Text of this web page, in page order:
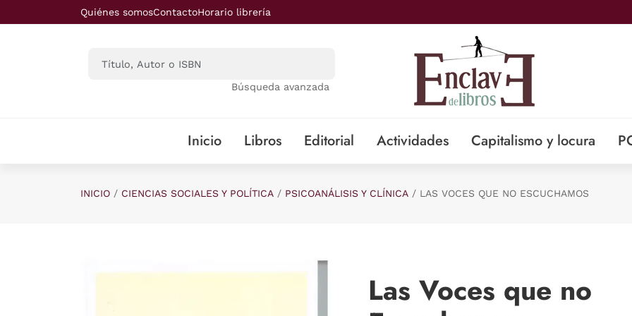
Saltar al contenido principal
Quiénes somosContactoHorario librería
Búsqueda avanzada
Inicio Libros Editorial Actividades Capitalismo y locura
INICIO CIENCIAS SOCIALES Y POLÍTICA PSICOANÁLISIS Y CLÍNICA LAS VOCES QUE NO ESCUCHAMOS
Las Voces que no